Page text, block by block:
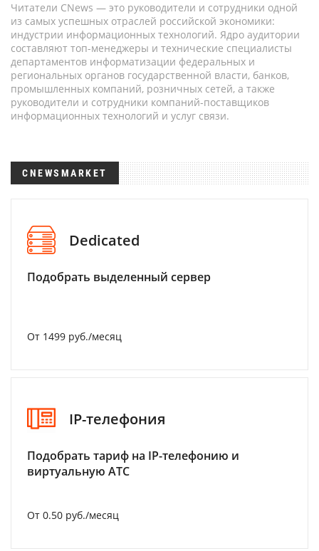
Читатели CNews — это руководители и сотрудники одной
из самых успешных отраслей российской экономики:
индустрии информационных технологий. Ядро аудитории
составляют топ-менеджеры и технические специалисты
департаментов информатизации федеральных и
региональных органов государственной власти, банков,
промышленных компаний, розничных сетей, а также
руководители и сотрудники компаний-поставщиков
информационных технологий и услуг связи.
CNEWSMARKET
Dedicated
Подобрать выделенный сервер
От 1499 руб./месяц
IP-телефония
Подобрать тариф на IP-телефонию и
виртуальную АТС
От 0.50 руб./месяц